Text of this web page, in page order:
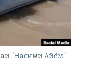
"Насими Айём"